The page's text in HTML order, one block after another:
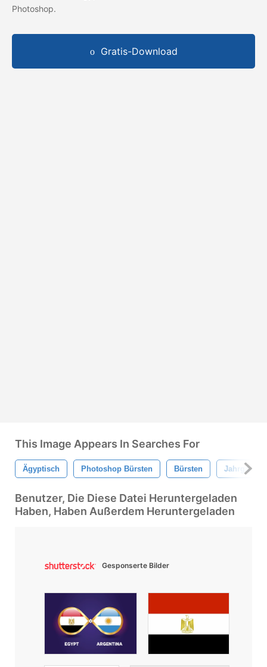
Photoshop.
Gratis-Download
This Image Appears In Searches For
Ägyptisch Photoshop Bürsten Bürsten Jahrgang
Benutzer, Die Diese Datei Heruntergeladen
Haben, Haben Außerdem Heruntergeladen
Gesponserte Bilder